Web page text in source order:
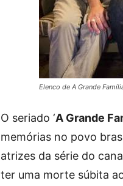
Elenco de A Grande
O seriado ‘A Grande
memórias no povo
atrizes da série do
ter uma morte súbita